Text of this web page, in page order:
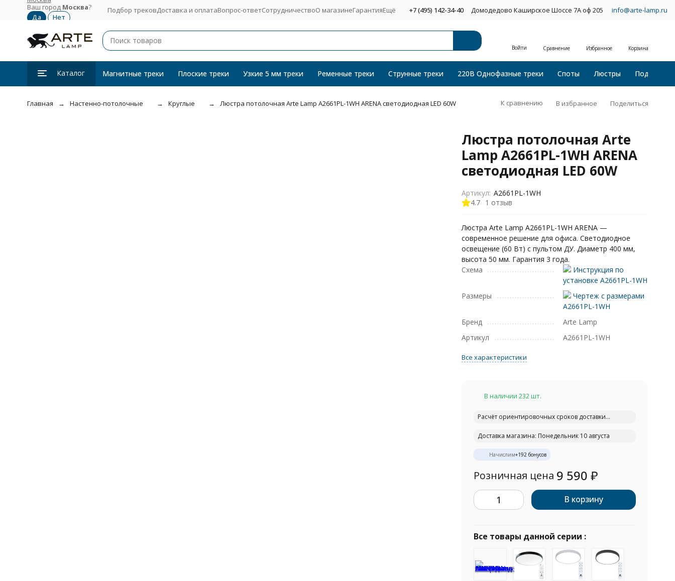
Ваш город Москва? Подбор трековДоставка и оплатаВопрос-ответСотрудничествоО магазинеГарантияЕщё +7 (495) 142-34-40 Домодедово Каширское Шоссе 7А оф 205 info@arte-lamp.ru
Войти Сравнение Избранное Корзина
Каталог Магнитные треки Плоские треки Узкие 5 мм треки Ременные треки Струнные треки 220В Однофазные треки Споты Люстры Подвесные
Главная Настенно-потолочные Круглые Люстра потолочная Arte Lamp A2661PL-1WH ARENA светодиодная LED 60W К сравнению В избранное Поделиться
Люстра потолочная Arte
Lamp A2661PL-1WH ARENA
светодиодная LED 60W
4.7 1 отзыв
Артикул: A2661PL-1WH
Люстра Arte Lamp A2661PL-1WH ARENA —
современное решение для офиса. Светодиодное
освещение (60 Вт) с пультом ДУ. Диаметр 400 мм,
высота 50 мм. Гарантия 3 года.
Схема
Инструкция по
установке A2661PL-1WH
Размеры
Чертеж с размерами
A2661PL-1WH
Бренд
Arte Lamp
Артикул
A2661PL-1WH
Все характеристики
В наличии 232 шт.
Расчёт ориентировочных сроков доставки...
Доставка магазина: Понедельник 10 августа
Начислим+192 бонусов
Розничная цена 9 590₽
В корзину
Все товары данной серии :